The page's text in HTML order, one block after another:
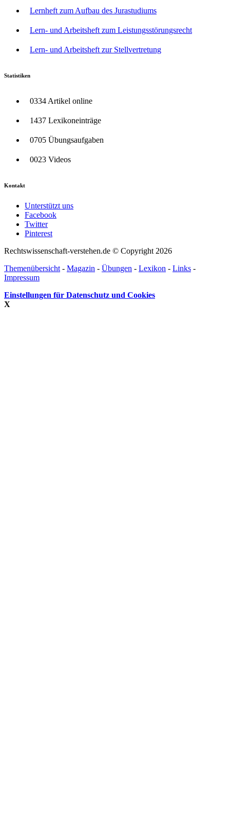
Lernheft zum Aufbau des Jurastudiums
Lern- und Arbeitsheft zum Leistungsstörungsrecht
Lern- und Arbeitsheft zur Stellvertretung
Statistiken
0334 Artikel online
1437 Lexikoneinträge
0705 Übungsaufgaben
0023 Videos
Kontakt
Unterstützt uns
Facebook
Twitter
Pinterest
Rechtswissenschaft-verstehen.de © Copyright 2026
Themenübersicht - Magazin - Übungen - Lexikon - Links -
Impressum
Einstellungen für Datenschutz und Cookies
X